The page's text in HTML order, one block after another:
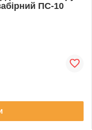
ПС-10